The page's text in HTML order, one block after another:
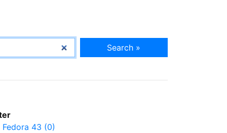
Search »
Fedora 43 (0)